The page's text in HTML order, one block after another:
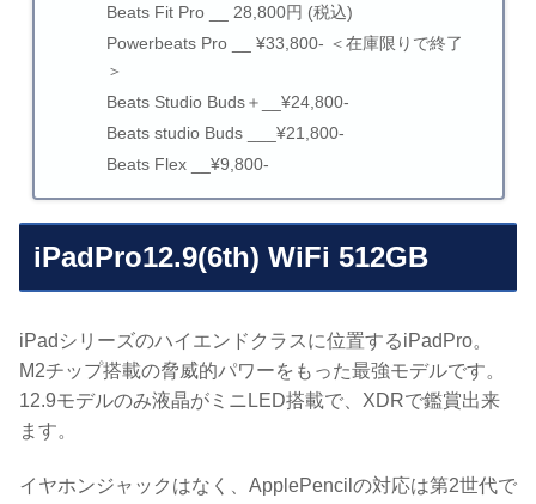
Beats Fit Pro __ 28,800円 (税込)
Powerbeats Pro __ ¥33,800- ＜在庫限りで終了
＞
Beats Studio Buds＋__¥24,800-
Beats studio Buds ___¥21,800-
Beats Flex __¥9,800-
iPadPro12.9(6th) WiFi 512GB
iPadシリーズのハイエンドクラスに位置するiPadPro。
M2チップ搭載の脅威的パワーをもった最強モデルです。
12.9モデルのみ液晶がミニLED搭載で、XDRで鑑賞出来
ます。
イヤホンジャックはなく、ApplePencilの対応は第2世代で